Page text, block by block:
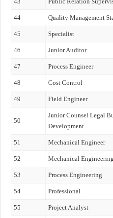
44 Quality Management
45 Specialist
46 Junior Auditor
47 Process Engineer
48 Cost Control
49 Field Engineer
50
Junior Counsel Legal
Development
51 Mechanical Engineer
52 Mechanical Engineering
53 Process Engineering
54 Professional
55 Project Analyst